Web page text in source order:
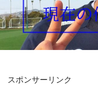
スポンサーリンク